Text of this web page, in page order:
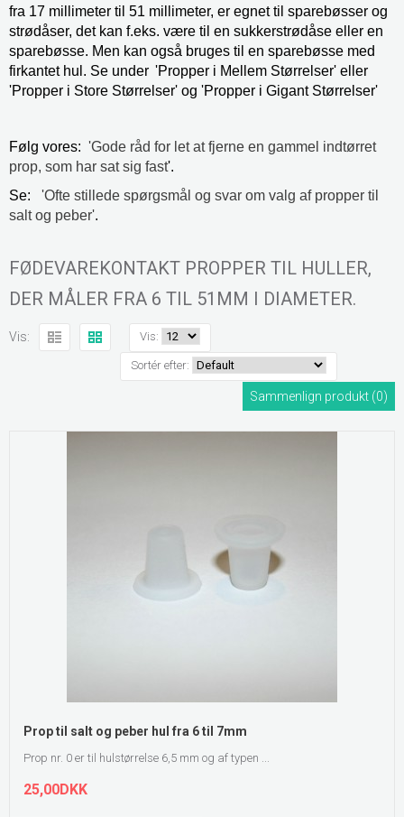
fra 17 millimeter til 51 millimeter, er egnet til sparebøsser og
strødåser, det kan f.eks. være til en sukkerstrødåse eller en
sparebøsse. Men kan også bruges til en sparebøsse med
firkantet hul. Se under 'Propper i Mellem Størrelser' eller
'Propper i Store Størrelser' og 'Propper i Gigant Størrelser'
Følg vores: 'Gode råd for let at fjerne en gammel indtørret
prop, som har sat sig fast'.
Se: 'Ofte stillede spørgsmål og svar om valg af propper til
salt og peber'.
FØDEVAREKONTAKT PROPPER TIL HULLER,
DER MÅLER FRA 6 TIL 51MM I DIAMETER.
Vis: Vis:
Sortér efter:
Sammenlign produkt (0)
Prop til salt og peber hul fra 6 til 7mm
Prop nr. 0 er til hulstørrelse 6,5 mm og af typen ...
25,00DKK